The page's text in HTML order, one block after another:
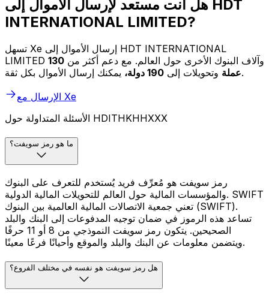
هل أنت مستعد لإرسال الأموال إلى HDT
INTERNATIONAL LIMITED?
تسهل Xe إرسال الأموال إلى HDT INTERNATIONAL
LIMITED وآلاف البنوك الأخرى حول العالم. مع دعم أكثر من 130
عملة وتحويلات إلى 190 دولة،
يمكنك إرسال الأموال بكل ثقة.
الإرسال مع Xe
الأسئلة المتداولة حول HDITHKHHXXX
ما هو رمز سويفت؟
رمز سويفت هو مُعرِّف فريد يُستخدم للتعرف على البنوك
والمؤسسات المالية حول العالم للتحويلات المالية الدولية. SWIFT
تعني جمعية الاتصالات المالية العالمية بين البنوك (SWIFT).
تساعد هذه الرموز في ضمان توجيه المدفوعات إلى البنك والبلد
الصحيحين. يتكون رمز سويفت النموذجي من 8 أو 11 حرفًا
ويتضمن معلومات عن البنك والبلد والموقع وأحيانًا فرعًا معينًا.
هل رمز سويفت هو نفسه في مختلف الفروع؟